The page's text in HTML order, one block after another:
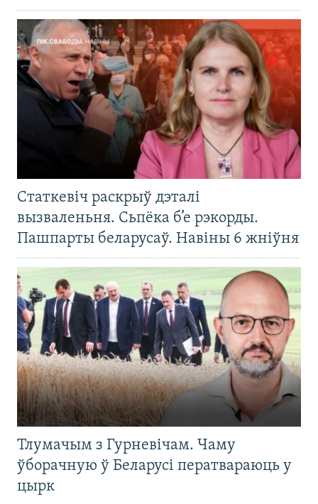
Статкевіч раскрыў дэталі
вызваленьня. Сьпёка б’е рэкорды.
Пашпарты беларусаў. Навіны 6 жніўня
Тлумачым з Гурневічам. Чаму
ўборачную ў Беларусі ператвараюць у
цырк